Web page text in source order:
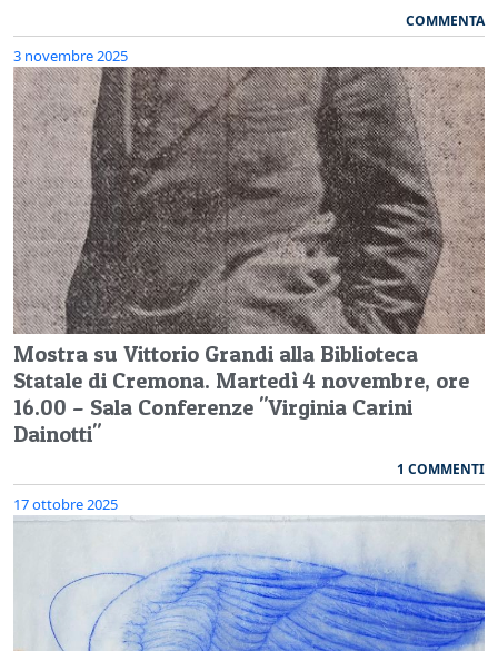
COMMENTA
3 novembre 2025
Mostra su Vittorio Grandi alla Biblioteca
Statale di Cremona. Martedì 4 novembre, ore
16.00 – Sala Conferenze "Virginia Carini
Dainotti"
1 COMMENTI
17 ottobre 2025